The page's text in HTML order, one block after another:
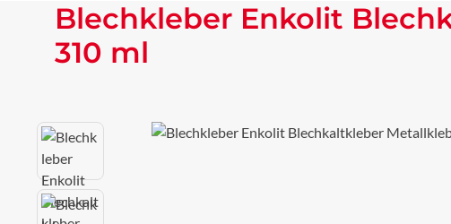
Blechkleber Enkolit
310 ml
Bildergalerie überspringen